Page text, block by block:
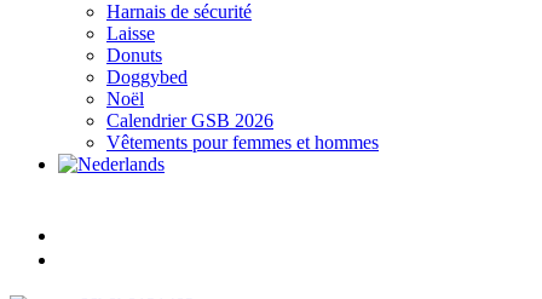
Harnais de sécurité
Laisse
Donuts
Doggybed
Noël
Calendrier GSB 2026
Vêtements pour femmes et hommes